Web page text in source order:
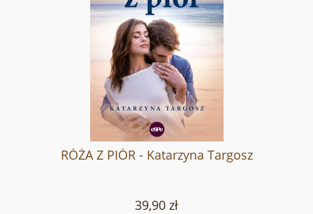
RÓŻA Z PIÓR - Katarzyna Targosz
39,90 zł